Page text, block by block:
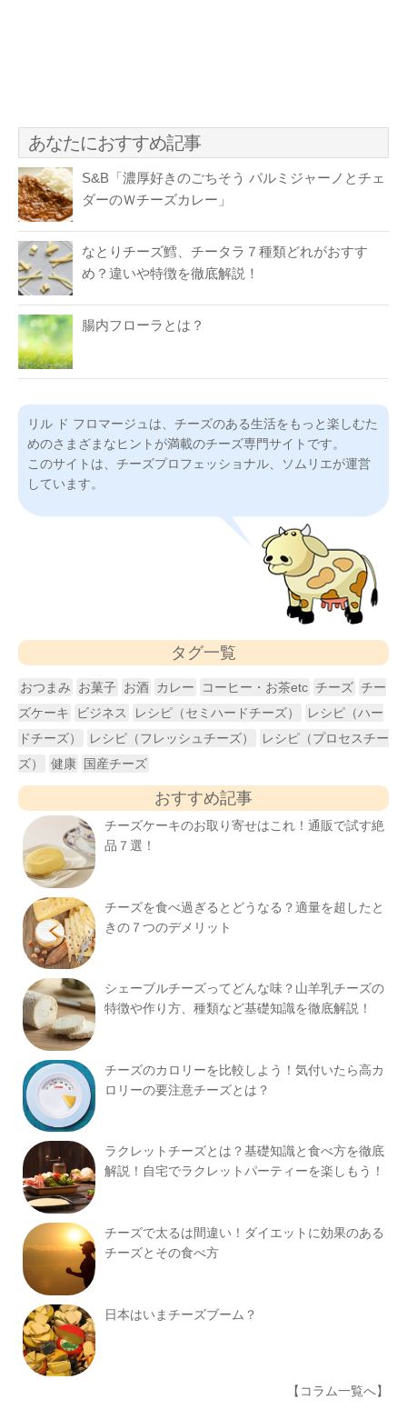
あなたにおすすめ記事
S&B「濃厚好きのごちそう パルミジャーノとチェ
ダーのＷチーズカレー」
なとりチーズ鱈、チータラ７種類どれがおすす
め？違いや特徴を徹底解説！
腸内フローラとは？
リル ド フロマージュは、チーズのある生活をもっと楽しむた
めのさまざまなヒントが満載のチーズ専門サイトです。
このサイトは、チーズプロフェッショナル、ソムリエが運営
しています。
タグ一覧
おつまみ お菓子 お酒 カレー コーヒー・お茶etc チーズ チー
ズケーキ
ビジネス レシピ（セミハードチーズ）
レシピ（ハー
ドチーズ）
レシピ（フレッシュチーズ）
レシピ（プロセスチー
ズ）
健康 国産チーズ
おすすめ記事
チーズケーキのお取り寄せはこれ！通販で試す絶
品７選！
チーズを食べ過ぎるとどうなる？適量を超したと
きの７つのデメリット
シェーブルチーズってどんな味？山羊乳チーズの
特徴や作り方、種類など基礎知識を徹底解説！
チーズのカロリーを比較しよう！気付いたら高カ
ロリーの要注意チーズとは？
ラクレットチーズとは？基礎知識と食べ方を徹底
解説！自宅でラクレットパーティーを楽しもう！
チーズで太るは間違い！ダイエットに効果のある
チーズとその食べ方
日本はいまチーズブーム？
【コラム一覧へ】